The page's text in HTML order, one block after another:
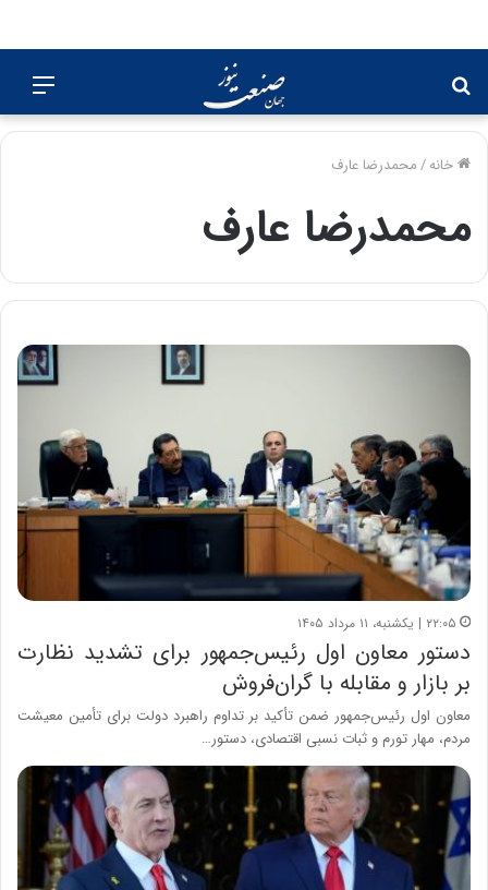
برای
خانه/محمدرضا عارف
محمدرضا عارف
۲۲:۰۵ | یکشنبه، ۱۱ مرداد ۱۴۰۵
دستور معاون اول رئیس‌جمهور برای تشدید نظارت
بر بازار و مقابله با گران‌فروش
معاون اول رئیس‌جمهور ضمن تأکید بر تداوم راهبرد دولت برای تأمین معیشت
مردم، مهار تورم و ثبات نسبی اقتصادی، دستور…